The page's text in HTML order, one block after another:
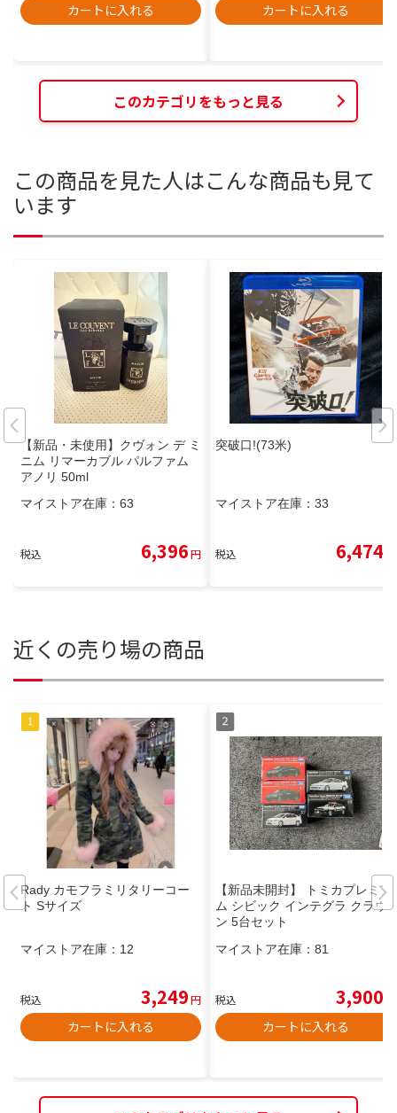
カートに入れる カートに入れる
このカテゴリをもっと見る
この商品を見た人はこんな商品も見て
います
【新品・未使用】クヴォン デ ミ
ニム リマーカブル パルファム
アノリ 50ml
マイストア在庫： 63
税込 6,396円
突破口!(73米)
マイストア在庫： 33
税込 6,474
近くの売り場の商品
Rady カモフラミリタリーコー
ト Sサイズ
マイストア在庫： 12
税込 3,249円
カートに入れる
【新品未開封】 トミカプレミア
ム シビック インテグラ クラウ
ン 5台セット
マイストア在庫： 81
税込 3,900
カートに入れる